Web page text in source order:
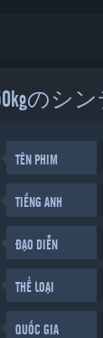
50kgのシ
TÊN PHIM
TIẾNG ANH
ĐẠO DIỄN
THỂ LOẠI
QUỐC GIA